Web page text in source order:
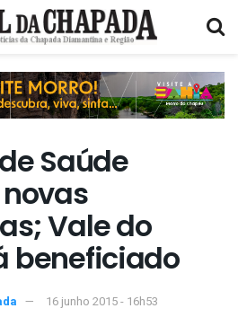
Saúde
Vale do
beneficiado
16 junho 2015 - 16h53